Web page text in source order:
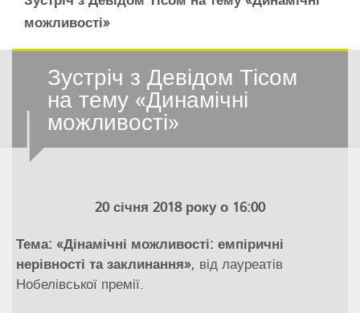
можливості»
Зустріч з Девідом Тісом
на тему «Динамічні
можливості»
20 січня 2018 року о 16:00
Тема: «Дінамічні можливості: емпіричні
нерівності та заклинання», від лауреатів
Нобелівської премії.